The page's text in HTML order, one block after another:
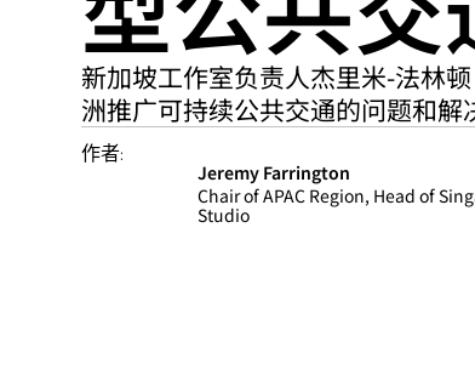
新加坡工作室负责人杰里米-法
洲推广可持续公共交通的问题和
作者: Jeremy Farrington
Chair of APAC Region, Head of
Studio